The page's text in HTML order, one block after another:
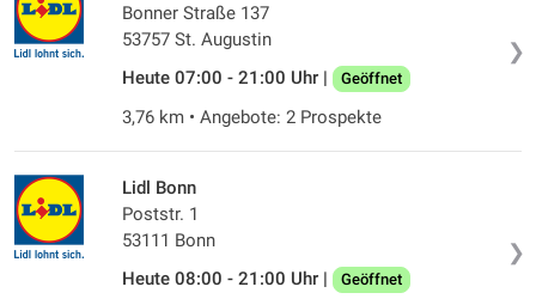
❯
Bonner Straße 137
53757 St. Augustin
Heute 07:00 - 21:00 Uhr |
Geöffnet
3,76 km • Angebote: 2 Prospekte
❯
Lidl Bonn
Poststr. 1
53111 Bonn
Heute 08:00 - 21:00 Uhr |
Geöffnet